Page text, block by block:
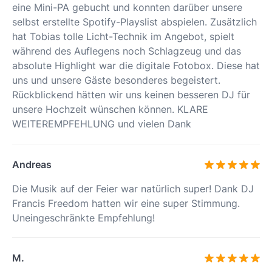
eine Mini-PA gebucht und konnten darüber unsere
selbst erstellte Spotify-Playslist abspielen. Zusätzlich
hat Tobias tolle Licht-Technik im Angebot, spielt
während des Auflegens noch Schlagzeug und das
absolute Highlight war die digitale Fotobox. Diese hat
uns und unsere Gäste besonderes begeistert.
Rückblickend hätten wir uns keinen besseren DJ für
unsere Hochzeit wünschen können. KLARE
WEITEREMPFEHLUNG und vielen Dank
Andreas
Die Musik auf der Feier war natürlich super! Dank DJ
Francis Freedom hatten wir eine super Stimmung.
Uneingeschränkte Empfehlung!
M.